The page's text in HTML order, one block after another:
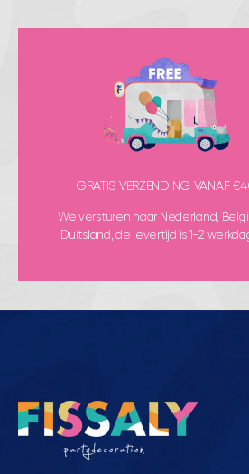
GRATIS VERZENDING VANAF
We versturen naar Nederland,
Duitsland, de levertijd is 1-2